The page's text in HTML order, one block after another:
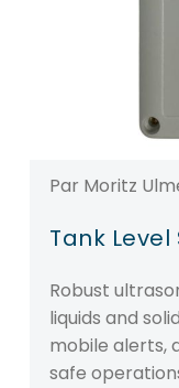
Par Moritz
Tank
Robust
liquids and
mobile alerts,
safe